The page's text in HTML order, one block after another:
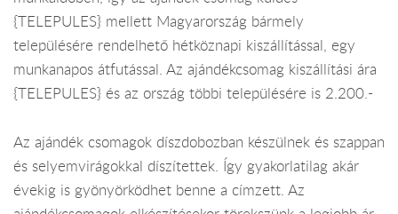
{TELEPULES} mellett Magyarország bármely
településére rendelhető hétköznapi kiszállítással, egy
munkanapos átfutással. Az ajándékcsomag kiszállítási ára
{TELEPULES} és az ország többi településére is 2.200.-
Az ajándék csomagok díszdobozban készülnek és szappan
és selyemvirágokkal díszítettek. Így gyakorlatilag akár
évekig is gyönyörködhet benne a címzett. Az